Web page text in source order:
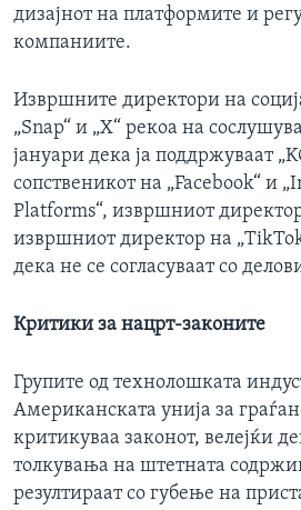
дизајнот на платформите и
компаниите.
Извршните директори на
„Snap“ и „X“ рекоа на
јануари дека ја поддржуваат
сопственикот на „Facebook“ и
Platforms“, извршниот
извршниот директор на
дека не се согласуваат со
Критики за нацрт-законите
Групите од технолошката
Американската унија за
критикуваа законот, велејќи
толкувања на штетната
резултираат со губење на